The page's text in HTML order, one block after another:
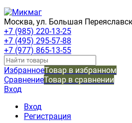
Москва, ул. Большая
+7 (985) 220-13-25
+7 (495) 295-57-88
+7 (977) 865-13-55
ИзбранноеТовар в избранном
СравнениеТовар в сравнении
Вход
Вход
Регистрация